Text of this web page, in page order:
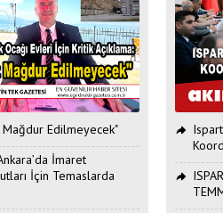
Mağdur Edilmeyecek"
İmaret
İçin Temaslarda